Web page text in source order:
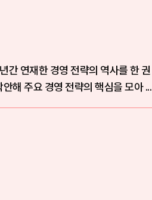
간 연재한 경영 전략의 역사를 한 권
해 주요 경영 전략의 핵심을 모아 ...